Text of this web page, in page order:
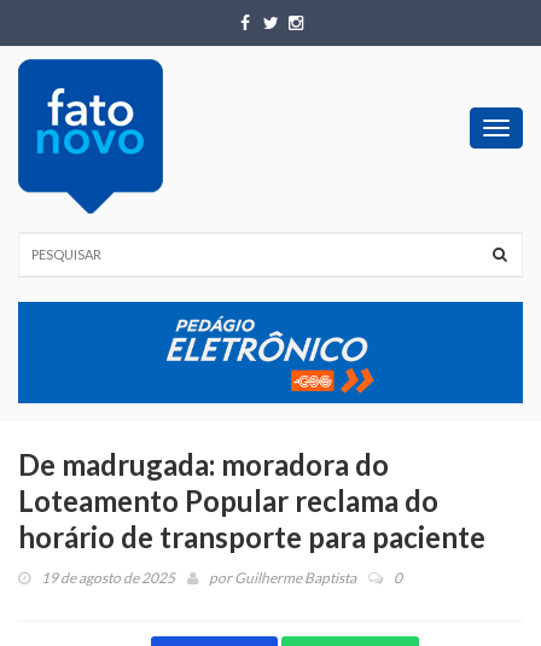
De madrugada: moradora do
Loteamento Popular reclama do
horário de transporte para paciente
19 de agosto de 2025 porGuilherme Baptista 0